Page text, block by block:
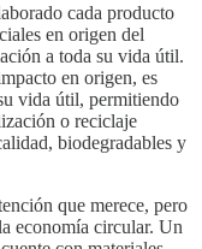
cada producto
en origen del
a toda su vida útil.
en origen, es
vida útil, permitiendo
o reciclaje
biodegradables y
que merece, pero
economía circular. Un